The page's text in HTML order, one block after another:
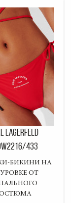
LAGERFELD
433
БИКИНИ НА
ОТ